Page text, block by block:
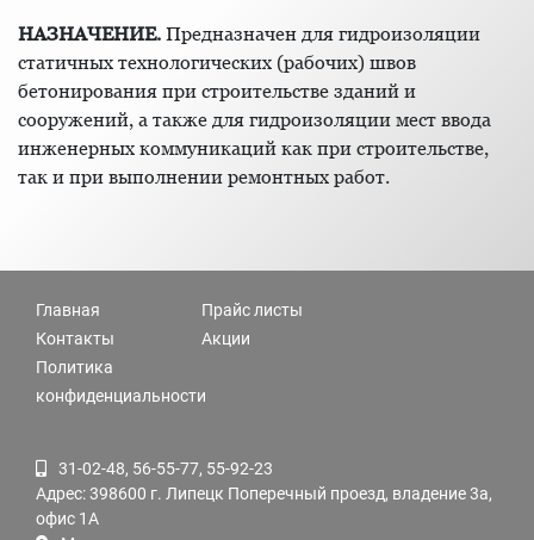
НАЗНАЧЕНИЕ. Предназначен для гидроизоляции
статичных технологических (рабочих) швов
бетонирования при строительстве зданий и
сооружений, а также для гидроизоляции мест ввода
инженерных коммуникаций как при строительстве,
так и при выполнении ремонтных работ.
Главная
Контакты
Политика
конфиденциальности
Прайс листы
Акции
31-02-48, 56-55-77, 55-92-23
Адрес: 398600 г. Липецк Поперечный проезд, владение 3а,
офис 1А